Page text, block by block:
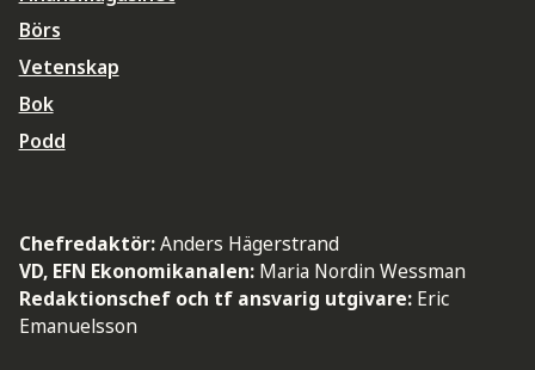
Börs
Vetenskap
Bok
Podd
Chefredaktör:Anders Hägerstrand
VD, EFN Ekonomikanalen: Maria Nordin Wessman
Redaktionschef och tf ansvarig utgivare: Eric
Emanuelsson